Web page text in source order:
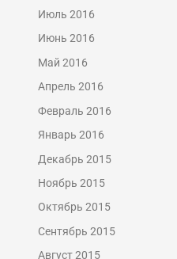
Июль 2016
Июнь 2016
Май 2016
Апрель 2016
Февраль 2016
Январь 2016
Декабрь 2015
Ноябрь 2015
Октябрь 2015
Сентябрь 2015
Август 2015